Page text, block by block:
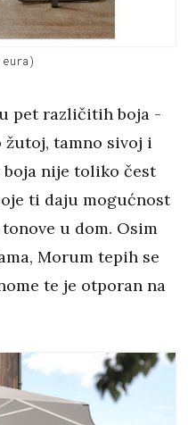
pet različitih boja -
žutoj, tamno sivoj i
boja nije toliko čest
ti daju mogućnost
u dom. Osim
Morum tepih se
te je otporan na